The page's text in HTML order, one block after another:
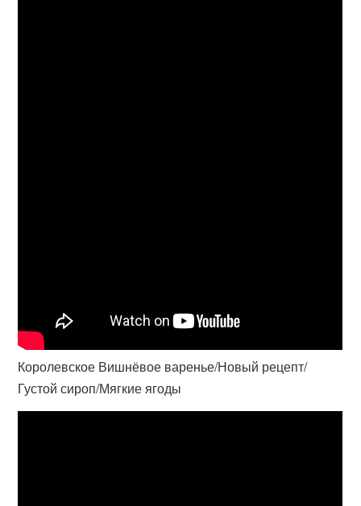
Королевское Вишнёвое варенье/Новый рецепт/
Густой сироп/Мягкие ягоды